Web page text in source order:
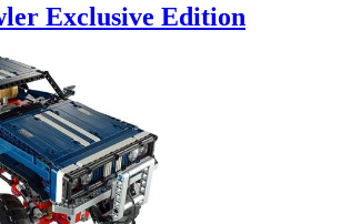
Exclusive Edition